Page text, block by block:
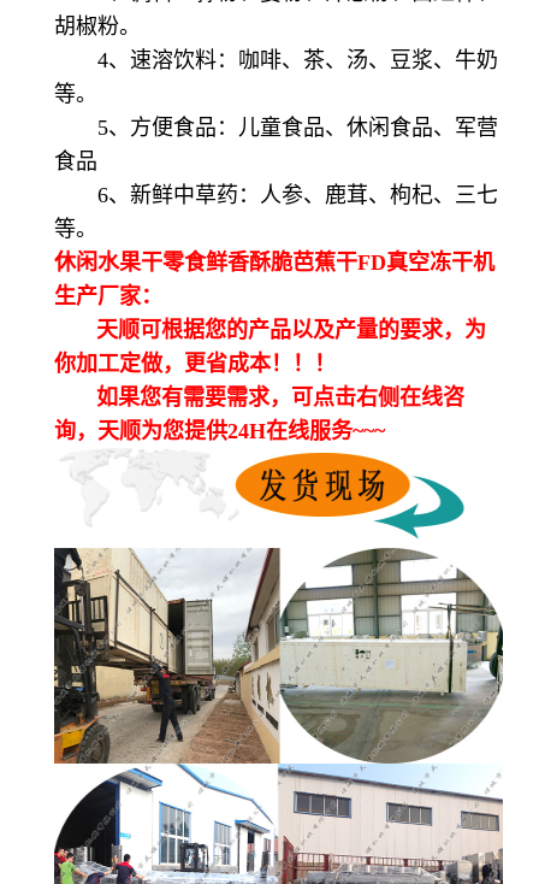
胡椒粉。
4、速溶饮料：咖啡、茶、汤、豆浆、牛奶
等。
5、方便食品：儿童食品、休闲食品、军营
食品
6、新鲜中草药：人参、鹿茸、枸杞、三七
等。
休闲水果干零食鲜香酥脆芭蕉干FD真空冻干机
生产厂家：
天顺可根据您的产品以及产量的要求，为
你加工定做，更省成本！！！
如果您有需要需求，可点击右侧在线咨
询，天顺为您提供24H在线服务~~~